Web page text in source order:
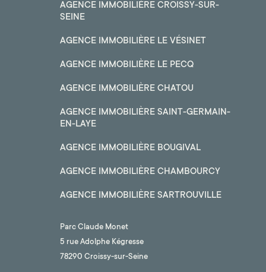
AGENCE IMMOBILIÈRE CROISSY-SUR-
SEINE
AGENCE IMMOBILIÈRE LE VÉSINET
AGENCE IMMOBILIÈRE LE PECQ
AGENCE IMMOBILIÈRE CHATOU
AGENCE IMMOBILIÈRE SAINT-GERMAIN-
EN-LAYE
AGENCE IMMOBILIÈRE BOUGIVAL
AGENCE IMMOBILIÈRE CHAMBOURCY
AGENCE IMMOBILIÈRE SARTROUVILLE
Parc Claude Monet
5 rue Adolphe Kégresse
78290 Croissy-sur-Seine